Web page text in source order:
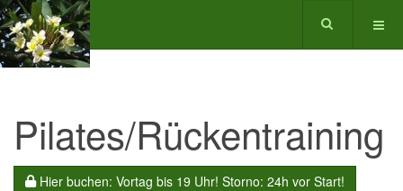
Pilates/Rückentraining
Hier buchen: Vortag bis 19 Uhr! Storno: 24h vor Start!